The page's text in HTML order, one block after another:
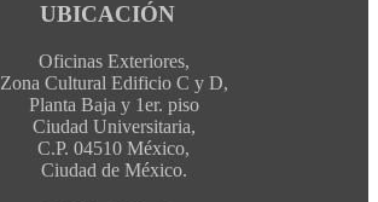
UBICACIÓN
Oficinas Exteriores,
Zona Cultural Edificio C y D,
Planta Baja y 1er. piso
Ciudad Universitaria,
C.P. 04510 México,
Ciudad de México.